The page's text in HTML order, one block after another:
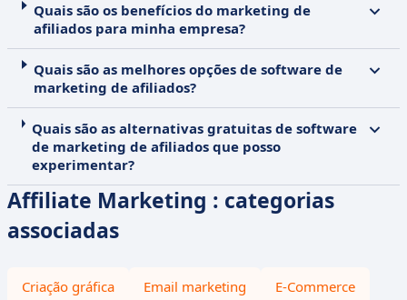
Quais são os benefícios do marketing de
afiliados para minha empresa?
Quais são as melhores opções de software de
marketing de afiliados?
Quais são as alternativas gratuitas de software
de marketing de afiliados que posso
experimentar?
Affiliate Marketing : categorias
associadas
Criação gráfica Email marketing E-Commerce